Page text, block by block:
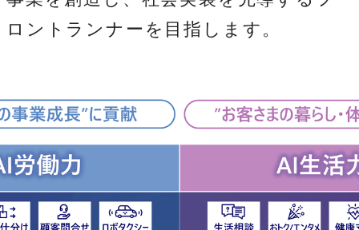
ロントランナーを目指します。